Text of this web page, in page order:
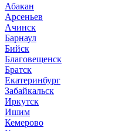
Абакан
Арсеньев
Ачинск
Барнаул
Бийск
Благовещенск
Братск
Екатеринбург
Забайкальск
Иркутск
Ишим
Кемерово